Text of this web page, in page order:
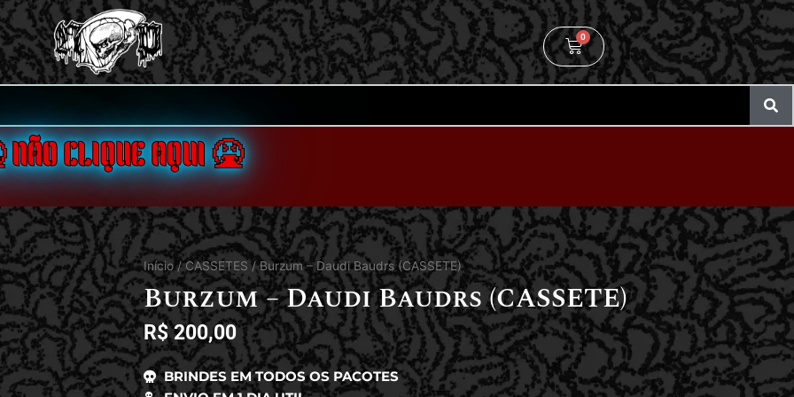
0
CLIQUE AQUI 🤮
Início/CASSETES / Burzum – Daudi Baudrs (CASSETE)
Burzum – Daudi Baudrs (CASSETE)
R$200,00
BRINDES EM TODOS OS PACOTES